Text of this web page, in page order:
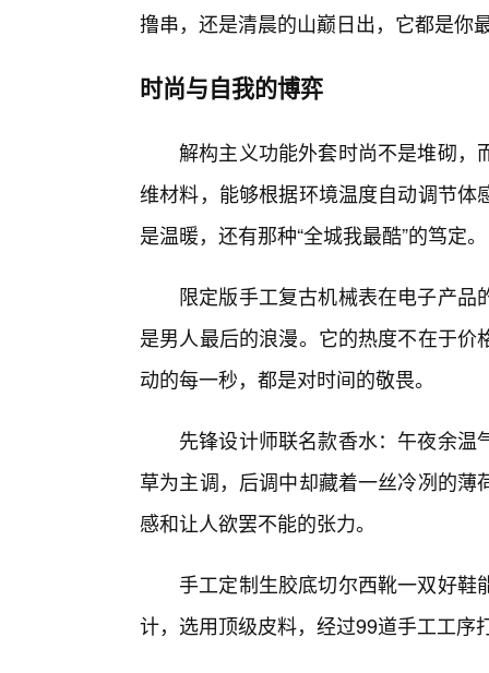
撸串，还是清晨的山巅日出，它都是你
时尚与自我的博弈
解构主义功能外套时尚不是堆砌，
维材料，能够根据环境温度自动调节
是温暖，还有那种“全城我最酷”的笃定。
限定版手工复古机械表在电子产
是男人最后的浪漫。它的热度不在于
动的每一秒，都是对时间的敬畏。
先锋设计师联名款香水：午夜余
草为主调，后调中却藏着一丝冷冽的
感和让人欲罢不能的张力。
手工定制生胶底切尔西靴一双好鞋
计，选用顶级皮料，经过99道手工工序